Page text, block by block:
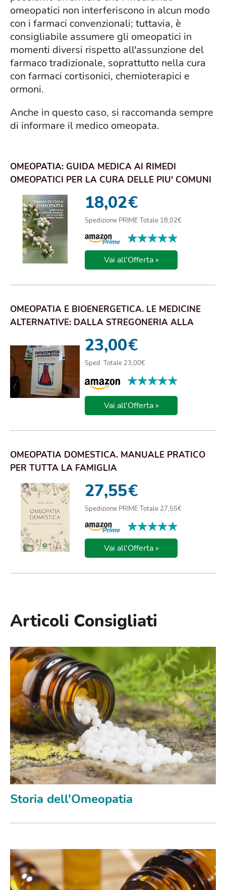
omeopatici non interferiscono in alcun modo
con i farmaci convenzionali; tuttavia, è
consigliabile assumere gli omeopatici in
momenti diversi rispetto all'assunzione del
farmaco tradizionale, soprattutto nella cura
con farmaci cortisonici, chemioterapici e
ormoni.
Anche in questo caso, si raccomanda sempre
di informare il medico omeopata.
OMEOPATIA: GUIDA MEDICA AI RIMEDI
OMEOPATICI PER LA CURA DELLE PIU' COMUNI
MALATTIE
18,02€
Spedizione PRIME Totale 18,02€
★★★★★
★★★★★
Vai all'Offerta »
OMEOPATIA E BIOENERGETICA. LE MEDICINE
ALTERNATIVE: DALLA STREGONERIA ALLA
23,00€
Sped. Totale 23,00€
★★★★★
★★★★★
Vai all'Offerta »
OMEOPATIA DOMESTICA. MANUALE PRATICO
PER TUTTA LA FAMIGLIA
27,55€
Spedizione PRIME Totale 27,55€
★★★★★
★★★★★
Vai all'Offerta »
Articoli Consigliati
Storia dell'Omeopatia